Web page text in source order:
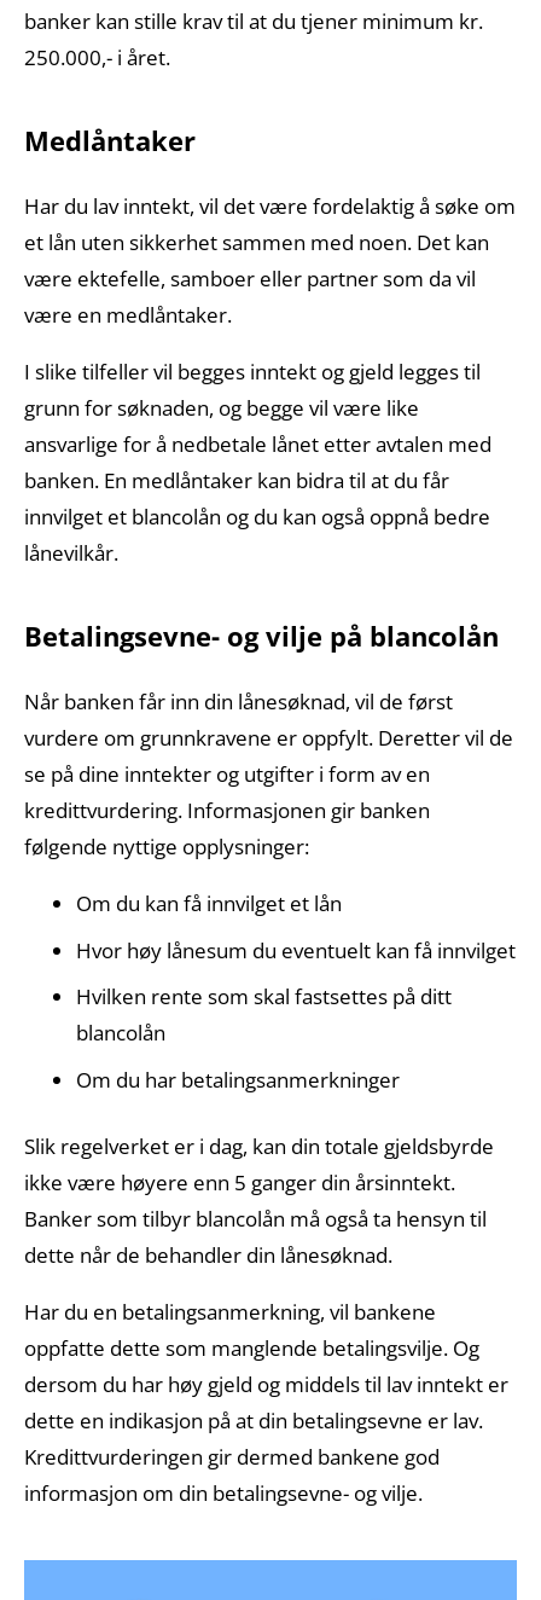
banker kan stille krav til at du tjener minimum kr.
250.000,- i året.
Medlåntaker
Har du lav inntekt, vil det være fordelaktig å søke om
et lån uten sikkerhet sammen med noen. Det kan
være ektefelle, samboer eller partner som da vil
være en medlåntaker.
I slike tilfeller vil begges inntekt og gjeld legges til
grunn for søknaden, og begge vil være like
ansvarlige for å nedbetale lånet etter avtalen med
banken. En medlåntaker kan bidra til at du får
innvilget et blancolån og du kan også oppnå bedre
lånevilkår.
Betalingsevne- og vilje på blancolån
Når banken får inn din lånesøknad, vil de først
vurdere om grunnkravene er oppfylt. Deretter vil de
se på dine inntekter og utgifter i form av en
kredittvurdering. Informasjonen gir banken
følgende nyttige opplysninger:
Om du kan få innvilget et lån
Hvor høy lånesum du eventuelt kan få innvilget
Hvilken rente som skal fastsettes på ditt
blancolån
Om du har betalingsanmerkninger
Slik regelverket er i dag, kan din totale gjeldsbyrde
ikke være høyere enn 5 ganger din årsinntekt.
Banker som tilbyr blancolån må også ta hensyn til
dette når de behandler din lånesøknad.
Har du en betalingsanmerkning, vil bankene
oppfatte dette som manglende betalingsvilje. Og
dersom du har høy gjeld og middels til lav inntekt er
dette en indikasjon på at din betalingsevne er lav.
Kredittvurderingen gir dermed bankene god
informasjon om din betalingsevne- og vilje.